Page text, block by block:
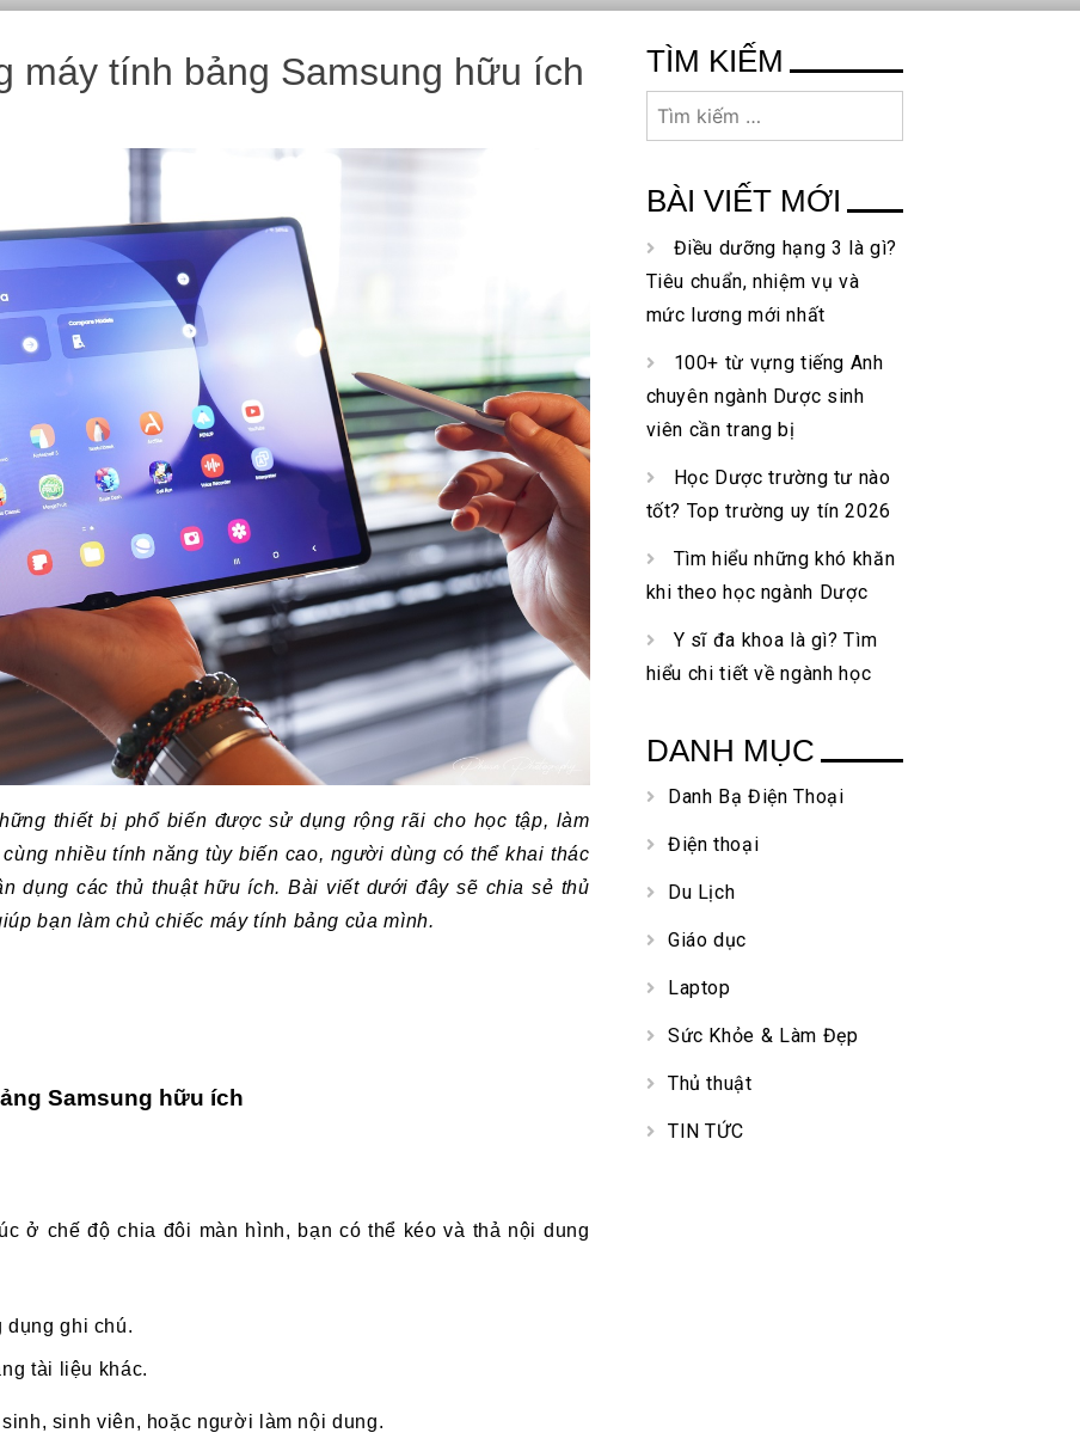
máy tính bảng Samsung hữu ích
thiết bị phổ biến được sử dụng rộng rãi cho học tập, làm
nhiều tính năng tùy biến cao, người dùng có thể khai thác
dụng các thủ thuật hữu ích. Bài viết dưới đây sẽ chia sẻ thủ
bạn làm chủ chiếc máy tính bảng của mình.
Samsung hữu ích
ở chế độ chia đôi màn hình, bạn có thể kéo và thả nội dung
dụng ghi chú.
tài liệu khác.
sinh viên, hoặc người làm nội dung.
TÌM KIẾM
Tìm
kiếm
BÀI VIẾT MỚI
Điều dưỡng hạng 3 là gì?
Tiêu chuẩn, nhiệm vụ và
mức lương mới nhất
100+ từ vựng tiếng Anh
chuyên ngành Dược sinh
viên cần trang bị
Học Dược trường tư nào
tốt? Top trường uy tín 2026
Tìm hiểu những khó khăn
khi theo học ngành Dược
Y sĩ đa khoa là gì? Tìm
hiểu chi tiết về ngành học
DANH MỤC
Danh Bạ Điện Thoại
Điện thoại
Du Lịch
Giáo dục
Laptop
Sức Khỏe & Làm Đẹp
Thủ thuật
TIN TỨC